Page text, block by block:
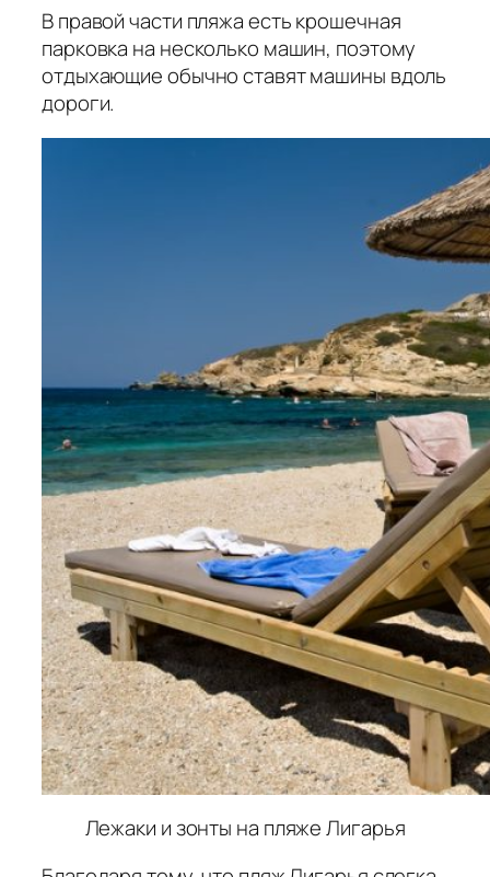
В правой части пляжа есть крошечная
парковка на несколько машин, поэтому
отдыхающие обычно ставят машины вдоль
дороги.
Лежаки и зонты на пляже Лигарья